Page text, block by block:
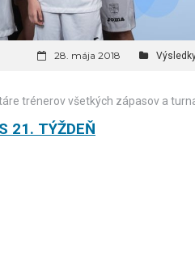
28. mája 2018
trénerov všetkých zápasov a
21. TÝŽDEŇ